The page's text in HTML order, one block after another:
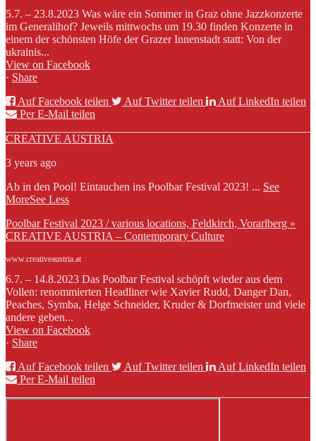
5.7. – 23.8.2023 Was wäre ein Sommer in Graz ohne Jazzkonzerte
im Generalihof? Jeweils mittwochs um 19.30 finden Konzerte in
einem der schönsten Höfe der Grazer Innenstadt statt: Von der
ukrainis...
View on Facebook
· Share
Auf Facebook teilen
Auf Twitter teilen
Auf LinkedIn teilen
Per E-Mail teilen
CREATIVE AUSTRIA
3 years ago
Ab in den Pool! Eintauchen ins Poolbar Festival 2023! ... See
MoreSee Less
Poolbar Festival 2023 / various locations, Feldkirch, Vorarlberg »
CREATIVE AUSTRIA – Contemporary Culture
www.creativeaustria.at
6.7. – 14.8.2023 Das Poolbar Festival schöpft wieder aus dem
Vollen: renommierten Headliner wie Xavier Rudd, Danger Dan,
Peaches, Symba, Helge Schneider, Kruder & Dorfmeister und viele
andere geben...
View on Facebook
· Share
Auf Facebook teilen
Auf Twitter teilen
Auf LinkedIn teilen
Per E-Mail teilen